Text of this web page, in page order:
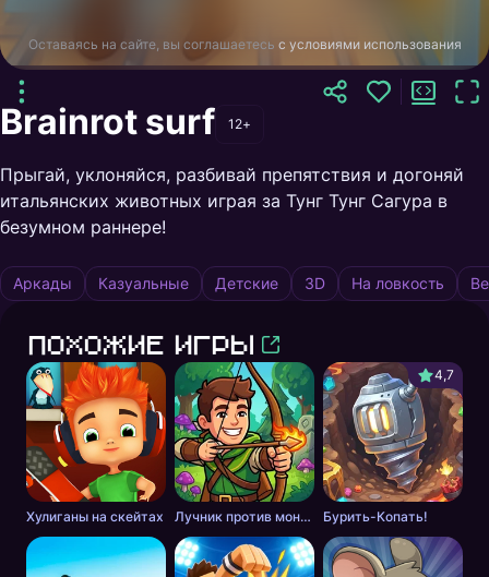
Оставаясь на сайте, вы соглашаетесь с условиями использования
Brainrot surf 12+
Прыгай, уклоняйся, разбивай препятствия и догоняй
итальянских животных играя за Тунг Тунг Сагура в
безумном раннере!
Аркады Казуальные Детские 3D На ловкость
Похожие игры
Хулиганы на скейтах Лучник против монстров
4,7
Бурить-Копать!